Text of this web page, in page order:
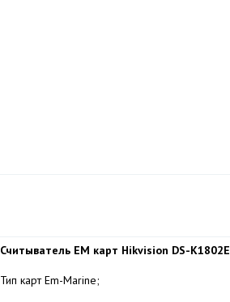
Считыватель EM карт Hikvision DS-K1802E
Тип карт Em-Marine;